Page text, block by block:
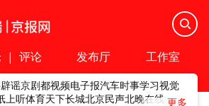
| 评论 发布厅 工作室
辟谣京剧都视频电子报汽车时事学习视觉
上听体育天下长城北京民声北晚在线